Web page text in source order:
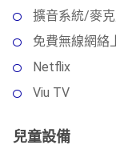
擴音系統/麥
免費無線網絡
Netflix
Viu TV
兒童設備